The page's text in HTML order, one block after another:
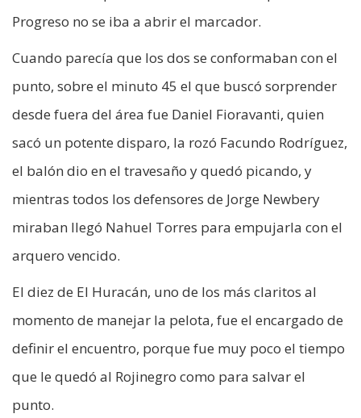
Progreso no se iba a abrir el marcador.
Cuando parecía que los dos se conformaban con el
punto, sobre el minuto 45 el que buscó sorprender
desde fuera del área fue Daniel Fioravanti, quien
sacó un potente disparo, la rozó Facundo Rodríguez,
el balón dio en el travesaño y quedó picando, y
mientras todos los defensores de Jorge Newbery
miraban llegó Nahuel Torres para empujarla con el
arquero vencido.
El diez de El Huracán, uno de los más claritos al
momento de manejar la pelota, fue el encargado de
definir el encuentro, porque fue muy poco el tiempo
que le quedó al Rojinegro como para salvar el
punto.